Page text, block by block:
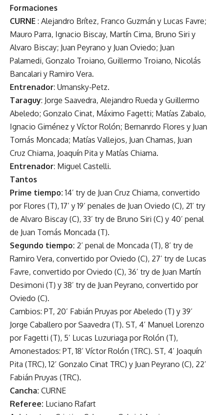
Formaciones
CURNE : Alejandro Brítez, Franco Guzmán y Lucas Favre;
Mauro Parra, Ignacio Biscay, Martín Cima, Bruno Siri y
Alvaro Biscay; Juan Peyrano y Juan Oviedo; Juan
Palamedi, Gonzalo Troiano, Guillermo Troiano, Nicolás
Bancalari y Ramiro Vera.
Entrenador: Umansky-Petz.
Taraguy: Jorge Saavedra, Alejandro Rueda y Guillermo
Abeledo; Gonzalo Cinat, Máximo Fagetti; Matías Zabalo,
Ignacio Giménez y Víctor Rolón; Bernanrdo Flores y Juan
Tomás Moncada; Matías Vallejos, Juan Chamas, Juan
Cruz Chiama, Joaquín Pita y Matías Chiama.
Entrenador: Miguel Castelli.
Tantos
Prime tiempo: 14’ try de Juan Cruz Chiama, convertido
por Flores (T), 17’ y 19’ penales de Juan Oviedo (C), 21’ try
de Alvaro Biscay (C), 33’ try de Bruno Siri (C) y 40’ penal
de Juan Tomás Moncada (T).
Segundo tiempo: 2’ penal de Moncada (T), 8’ try de
Ramiro Vera, convertido por Oviedo (C), 27’ try de Lucas
Favre, convertido por Oviedo (C), 36’ try de Juan Martín
Desimoni (T) y 38’ try de Juan Peyrano, convertido por
Oviedo (C).
Cambios: PT, 20’ Fabián Pruyas por Abeledo (T) y 39’
Jorge Caballero por Saavedra (T). ST, 4’ Manuel Lorenzo
por Fagetti (T), 5’ Lucas Luzuriaga por Rolón (T),
Amonestados: PT, 18’ Víctor Rolón (TRC). ST, 4’ Joaquín
Pita (TRC), 12’ Gonzalo Cinat TRC) y Juan Peyrano (C), 22’
Fabián Pruyas (TRC).
Cancha: CURNE
Referee: Luciano Rafart